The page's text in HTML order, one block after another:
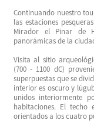
Continuando nuestro
las estaciones
Mirador el Pinar de
panorámicas de la
Visita al sitio
(700 - 1100 dC)
superpuestas que se
interior es oscuro y
unidos interiormente
habitaciones. El techo
orientados a los cuatro